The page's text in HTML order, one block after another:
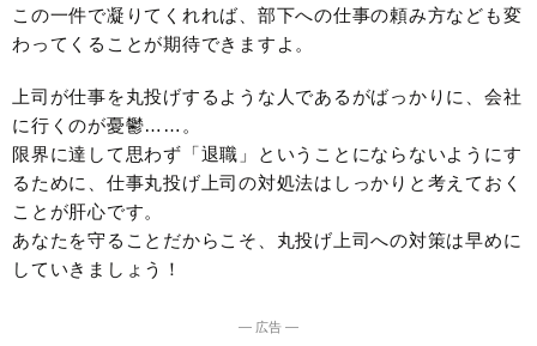
この一件で凝りてくれれば、部下への仕事の頼み方なども変
わってくることが期待できますよ。
上司が仕事を丸投げするような人であるがばっかりに、会社
に行くのが憂鬱……。
限界に達して思わず「退職」ということにならないようにす
るために、仕事丸投げ上司の対処法はしっかりと考えておく
ことが肝心です。
あなたを守ることだからこそ、丸投げ上司への対策は早めに
していきましょう！
― 広告 ―